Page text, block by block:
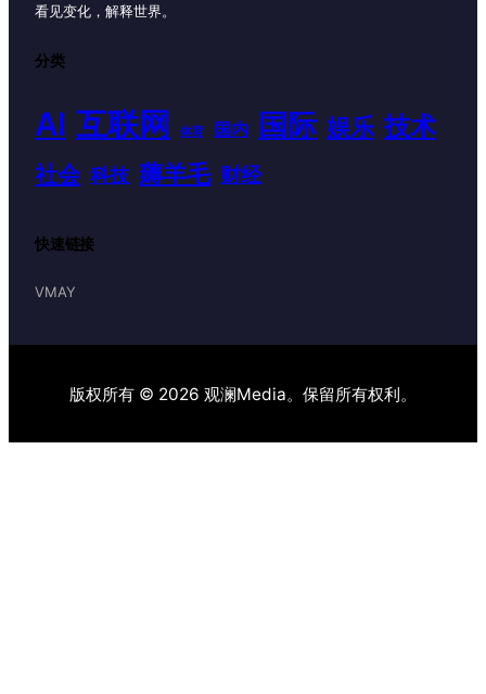
看见变化，解释世界。
分类
AI 互联网 体育 国内 国际 娱乐 技术
社会 科技 薅羊毛 财经
快速链接
VMAY
版权所有 © 2026 观澜Media。保留所有权利。